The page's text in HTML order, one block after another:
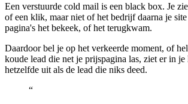
Een verstuurde cold mail is een black box. Je
of een klik, maar niet of het bedrijf daarna je
pagina's het bekeek, of het terugkwam.
Daardoor bel je op het verkeerde moment, of
koude lead die net je prijspagina las, ziet er in je
hetzelfde uit als de lead die niks deed.
“